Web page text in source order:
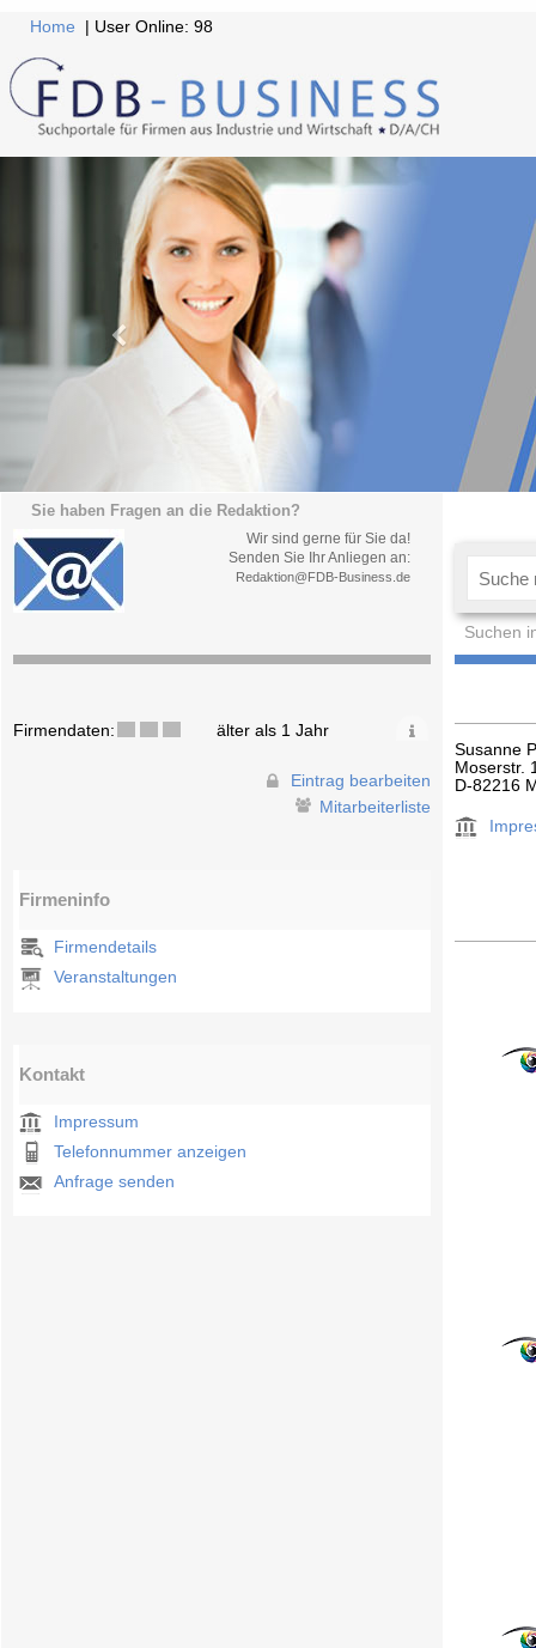
Home | User Online: 98
Sie haben Fragen an die Redaktion?
Wir sind gerne für Sie da!
Senden Sie Ihr Anliegen an:
Redaktion@FDB-Business.de
Suchen
Firmendaten: älter als 1 Jahr
Eintrag bearbeiten
Mitarbeiterliste
Firmeninfo
Firmendetails
Veranstaltungen
Kontakt
Impressum
Telefonnummer anzeigen
Anfrage senden
Susanne
Moserstr.
D-82216